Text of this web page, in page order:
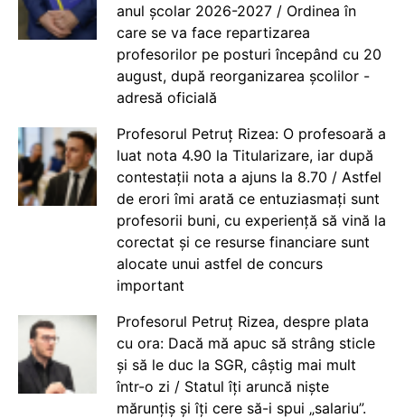
anul școlar 2026-2027 / Ordinea în
care se va face repartizarea
profesorilor pe posturi începând cu 20
august, după reorganizarea școlilor -
adresă oficială
Profesorul Petruț Rizea: O profesoară a
luat nota 4.90 la Titularizare, iar după
contestații nota a ajuns la 8.70 / Astfel
de erori îmi arată ce entuziasmați sunt
profesorii buni, cu experiență să vină la
corectat și ce resurse financiare sunt
alocate unui astfel de concurs
important
Profesorul Petruț Rizea, despre plata
cu ora: Dacă mă apuc să strâng sticle
și să le duc la SGR, câștig mai mult
într-o zi / Statul îți aruncă niște
mărunțiș și îți cere să-i spui „salariu”.